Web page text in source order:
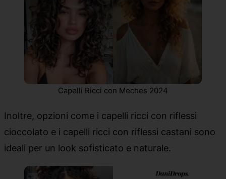
Capelli Ricci con Meches 2024
Inoltre, opzioni come i capelli ricci con riflessi
cioccolato e i capelli ricci con riflessi castani sono
ideali per un look sofisticato e naturale.